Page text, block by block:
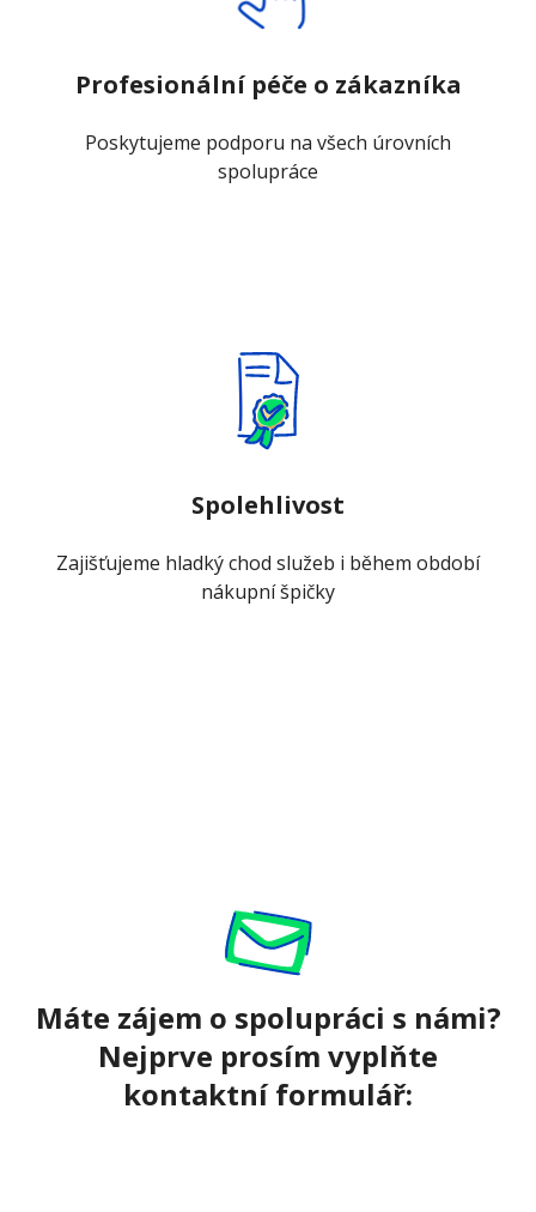
Profesionální péče o zákazníka
Poskytujeme podporu na všech úrovních
spolupráce
Spolehlivost
Zajišťujeme hladký chod služeb i během období
nákupní špičky
Máte zájem o spolupráci s námi?
Nejprve prosím vyplňte
kontaktní formulář: